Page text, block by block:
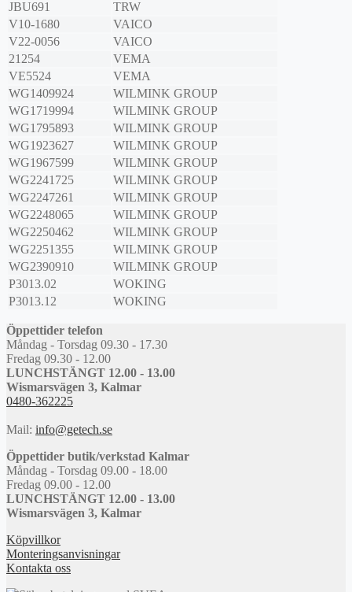
JBU691
TRW
V10-1680
VAICO
V22-0056
VAICO
21254
VEMA
VE5524
VEMA
WG1409924
WILMINK GROUP
WG1719994
WILMINK GROUP
WG1795893
WILMINK GROUP
WG1923627
WILMINK GROUP
WG1967599
WILMINK GROUP
WG2241725
WILMINK GROUP
WG2247261
WILMINK GROUP
WG2248065
WILMINK GROUP
WG2250462
WILMINK GROUP
WG2251355
WILMINK GROUP
WG2390910
WILMINK GROUP
P3013.02
WOKING
P3013.12
WOKING
Öppettider telefon
Måndag - Torsdag 09.30 - 17.30
Fredag 09.30 - 12.00
LUNCHSTÄNGT 12.00 - 13.00
Wismarsvägen 3, Kalmar
0480-362225
Mail: info@getech.se
Öppettider butik/verkstad Kalmar
Måndag - Torsdag 09.00 - 18.00
Fredag 09.00 - 12.00
LUNCHSTÄNGT 12.00 - 13.00
Wismarsvägen 3, Kalmar
Köpvillkor
Monteringsanvisningar
Kontakta oss